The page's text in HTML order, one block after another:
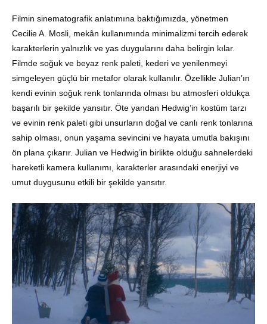
Filmin sinematografik anlatımına baktığımızda, yönetmen
Cecilie A. Mosli, mekân kullanımında minimalizmi tercih ederek
karakterlerin yalnızlık ve yas duygularını daha belirgin kılar.
Filmde soğuk ve beyaz renk paleti, kederi ve yenilenmeyi
simgeleyen güçlü bir metafor olarak kullanılır. Özellikle Julian’ın
kendi evinin soğuk renk tonlarında olması bu atmosferi oldukça
başarılı bir şekilde yansıtır. Öte yandan Hedwig’in kostüm tarzı
ve evinin renk paleti gibi unsurların doğal ve canlı renk tonlarına
sahip olması, onun yaşama sevincini ve hayata umutla bakışını
ön plana çıkarır. Julian ve Hedwig’in birlikte olduğu sahnelerdeki
hareketli kamera kullanımı, karakterler arasındaki enerjiyi ve
umut duygusunu etkili bir şekilde yansıtır.